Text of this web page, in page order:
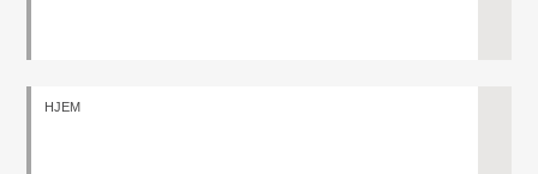
HJEM